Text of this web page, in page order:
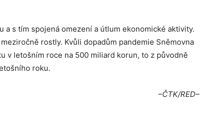
a s tím spojená omezení a útlum ekonomické aktivity.
rostly. Kvůli dopadům pandemie Sněmovna
v letošním roce na 500 miliard korun, to z původně
roku.
–ČTK/RED–